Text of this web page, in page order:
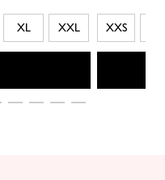
XL XXL XXS